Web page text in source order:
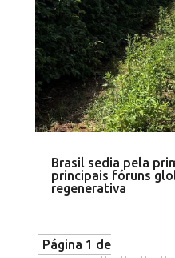
Brasil sedia pela
principais fóruns
regenerativa
Página 1 de